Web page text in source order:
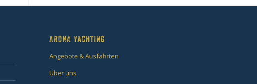
ARONA Yachting
Angebote & Ausfahrten
Über uns